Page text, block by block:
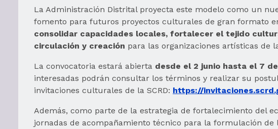
La Administración Distrital proyecta este modelo como un
fomento para futuros proyectos culturales de gran formato
consolidar capacidades locales, fortalecer el tejido
circulación y creación para las organizaciones artísticas de
La convocatoria estará abierta desde el 2 junio hasta el 7
interesadas podrán consultar los términos y realizar su
invitaciones culturales de la SCRD: https://
Además, como parte de la estrategia de fortalecimiento del
jornadas de acompañamiento técnico para la formulación